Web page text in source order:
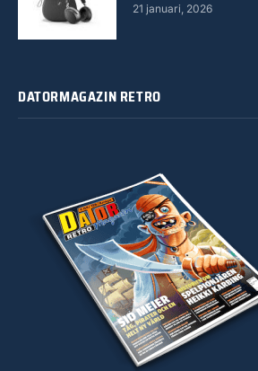
21 januari, 2026
DATORMAGAZIN RETRO